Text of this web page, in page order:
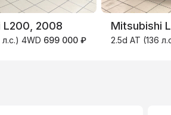
L200, 2008
4WD 699 000 ₽
Mitsubishi
2.5d AT (136